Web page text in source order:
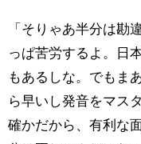
「そりゃあ半分は勘
っぱ苦労するよ。日
もあるしな。でもま
ら早いし発音をマス
確かだから、有利な